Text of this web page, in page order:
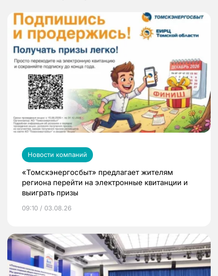
Новости компаний
«Томскэнергосбыт» предлагает жителям
региона перейти на электронные квитанции и
выиграть призы
09:10 / 03.08.26